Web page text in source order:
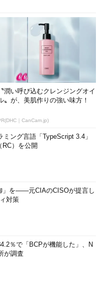
〝潤い呼び込むクレンジングオイ
〟が、美肌作りの強い味方！
｜CanCam.jp)
ング言語「TypeScript 3.4」
）を公開
」を――元CIAのCISOが提言し
対策
％で「BCPが機能した」、N
が調査